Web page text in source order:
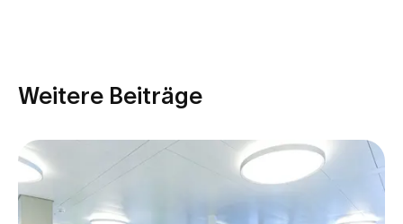
Weitere Beiträge